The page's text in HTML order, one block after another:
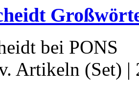
bei PONS
Artikeln (Set) |